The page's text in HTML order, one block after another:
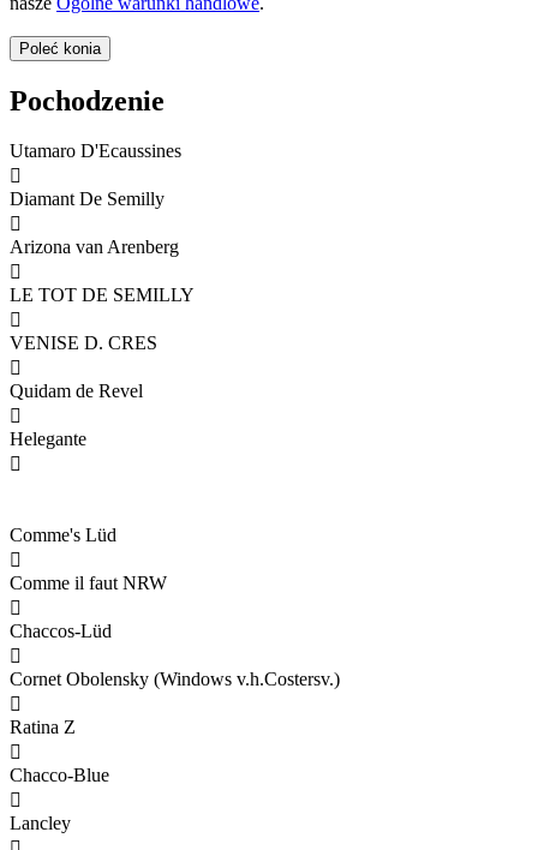
Pochodzenie
Utamaro D'Ecaussines

Diamant De Semilly

Arizona van Arenberg

LE TOT DE SEMILLY

VENISE D. CRES

Quidam de Revel

Helegante

Comme's Lüd

Comme il faut NRW

Chaccos-Lüd

Cornet Obolensky (Windows v.h.Costersv.)

Ratina Z

Chacco-Blue

Lancley